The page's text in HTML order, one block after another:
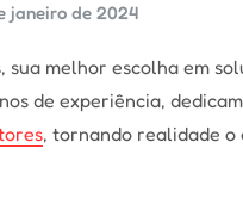
janeiro de 2024
melhor escolha em
de experiência,
, tornando realidade o